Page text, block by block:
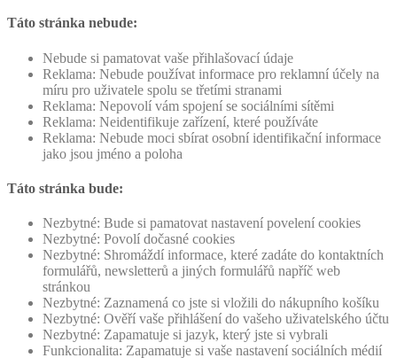
Táto stránka nebude:
Nebude si pamatovat vaše přihlašovací údaje
Reklama: Nebude používat informace pro reklamní účely na
míru pro uživatele spolu se třetími stranami
Reklama: Nepovolí vám spojení se sociálními sítěmi
Reklama: Neidentifikuje zařízení, které používáte
Reklama: Nebude moci sbírat osobní identifikační informace
jako jsou jméno a poloha
Táto stránka bude:
Nezbytné: Bude si pamatovat nastavení povelení cookies
Nezbytné: Povolí dočasné cookies
Nezbytné: Shromáždí informace, které zadáte do kontaktních
formulářů, newsletterů a jiných formulářů napříč web
stránkou
Nezbytné: Zaznamená co jste si vložili do nákupního košíku
Nezbytné: Ověří vaše přihlášení do vašeho uživatelského účtu
Nezbytné: Zapamatuje si jazyk, který jste si vybrali
Funkcionalita: Zapamatuje si vaše nastavení sociálních médií